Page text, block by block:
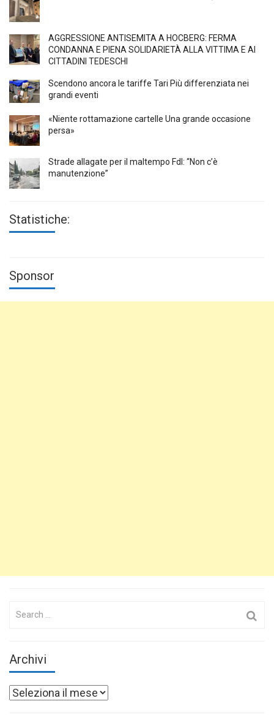
AGGRESSIONE ANTISEMITA A HÖCBERG: FERMA
CONDANNA E PIENA SOLIDARIETÀ ALLA VITTIMA E AI
CITTADINI TEDESCHI
Scendono ancora le tariffe Tari Più differenziata nei
grandi eventi
«Niente rottamazione cartelle Una grande occasione
persa»
Strade allagate per il maltempo FdI: “Non c’è
manutenzione”
Statistiche:
Sponsor
Search
Archivi
Archivi